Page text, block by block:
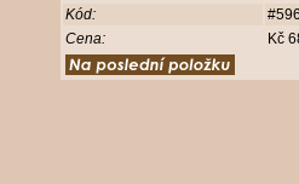
Kód:
Cena:
Kč